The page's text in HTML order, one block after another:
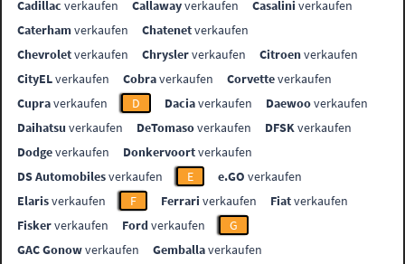
Cadillac verkaufen Callawayverkaufen Casalini verkaufen
Caterhamverkaufen Chatenetverkaufen
Chevroletverkaufen Chryslerverkaufen Citroenverkaufen
CityELverkaufen Cobraverkaufen Corvetteverkaufen
Cupraverkaufen D Daciaverkaufen Daewooverkaufen
Daihatsu verkaufen DeTomasoverkaufen DFSKverkaufen
Dodgeverkaufen Donkervoortverkaufen
DS Automobilesverkaufen E e.GO verkaufen
Elarisverkaufen F Ferrari verkaufen Fiatverkaufen
Fiskerverkaufen Fordverkaufen
G
GAC Gonowverkaufen Gemballaverkaufen